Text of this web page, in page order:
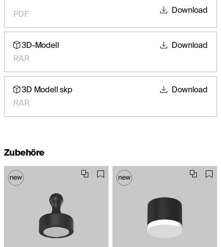
PDF Download
3D-Modell
RAR
Download
3D Modell skp
RAR
Download
Zubehöre